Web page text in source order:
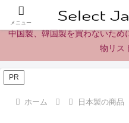
日本製の商品、製品
中国製、韓国製を買わないため
物リス
PR
ホーム 日本製の商品
メニュー